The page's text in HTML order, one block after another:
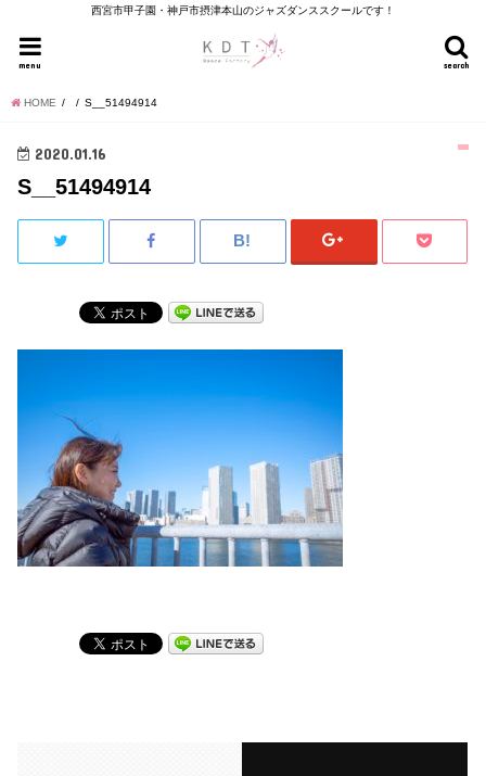
西宮市甲子園・神戸市摂津本山のジャズダンススクールです！
search
menu
HOME S__51494914
2020.01.16
S__51494914